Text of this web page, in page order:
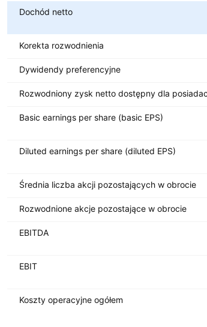
Dochód netto
Korekta rozwodnienia
Dywidendy preferencyjne
Basic earnings per share (basic EPS)
Diluted earnings per share (diluted EPS)
Średnia liczba akcji pozostających w obrocie
Rozwodnione akcje pozostające w obrocie
EBITDA
EBIT
Koszty operacyjne ogółem